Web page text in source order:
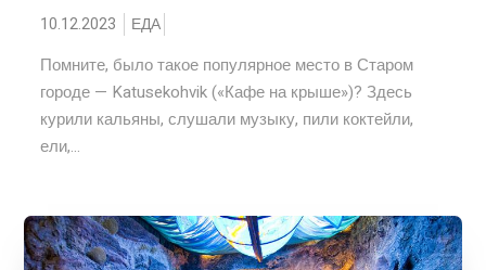
10.12.2023 ЕДА
Помните, было такое популярное место в Старом
городе — Katusekohvik («Кафе на крыше»)? Здесь
курили кальяны, слушали музыку, пили коктейли,
ели,...